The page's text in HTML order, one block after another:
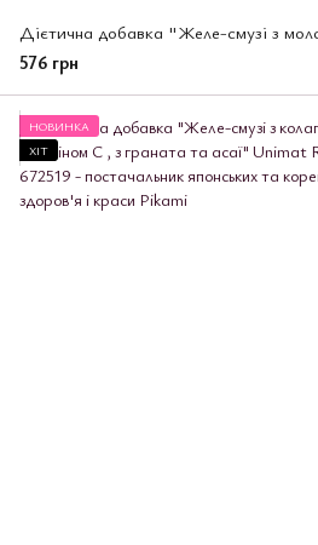
576 грн
НОВИНКА
ХІТ